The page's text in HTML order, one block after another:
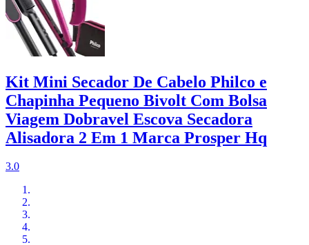
Kit Mini Secador De Cabelo Philco e
Chapinha Pequeno Bivolt Com Bolsa
Viagem Dobravel Escova Secadora
Alisadora 2 Em 1 Marca Prosper Hq
3.0